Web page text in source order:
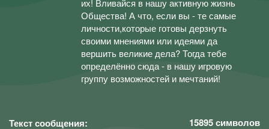
их! Вливайся в нашу активную жизнь
Общества! А что, если вы - те самые
личности,которые готовы дерзнуть
своими мнениями или идеями да
вершить великие дела? Тогда тебе
определённо сюда - в нашу игровую
группу возможностей и мечтаний!
Текст сообщения: 15895символов